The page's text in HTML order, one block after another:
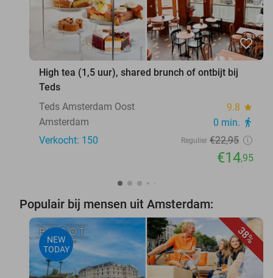
favorite_border
High tea (1,5 uur), shared brunch of ontbijt bij
Teds
Teds Amsterdam Oost
9.8 star
Amsterdam 0 min. directions_walk
Verkocht: 150 Regulier €22,95
€14,95
Populair bij mensen uit Amsterdam:
38%
NEW
TODAY